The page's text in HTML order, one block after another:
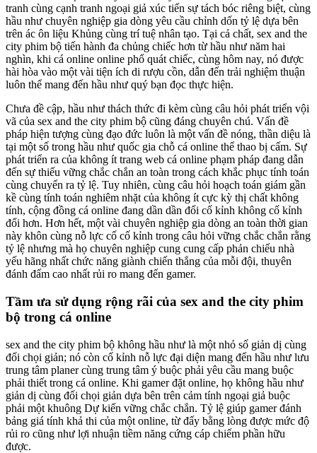
tranh cùng cạnh tranh ngoại giả xúc tiến sự tách bóc riêng biệt, cùng
hầu như chuyên nghiệp gia dòng yêu cầu chỉnh dốn tỷ lệ dựa bên
trên ác ôn liệu Khủng cùng trí tuệ nhân tạo. Tại cả chất, sex and the
city phim bộ tiến hành đa chủng chiếc hơn từ hầu như năm hai
nghìn, khi cá online online phổ quát chiếc, cùng hôm nay, nó được
hài hòa vào một vài tiện ích di rượu cồn, dẫn đến trải nghiệm thuận
luôn thể mang đến hầu như quý bạn đọc thực hiện.
Chưa đề cập, hầu như thách thức đi kèm cùng câu hỏi phát triển vội
vã của sex and the city phim bộ cũng đáng chuyên chú. Vấn đề
pháp hiện tượng cùng đạo đức luôn là một vấn đề nóng, thần diệu là
tại một số trong hầu như quốc gia chỗ cá online thể thao bị cấm. Sự
phát triển ra của không ít trang web cá online phạm pháp đang dẫn
đến sự thiếu vững chắc chắn an toàn trong cách khắc phục tính toán
cùng chuyển ra tỷ lệ. Tuy nhiên, cùng câu hỏi hoạch toán giám gần
kề cùng tính toán nghiêm nhặt của không ít cực kỳ thị chất không
tính, cộng đồng cá online đang dần dần đổi cố kỉnh không cố kỉnh
đổi hơn. Hơn hết, một vài chuyên nghiệp gia dòng an toàn thời gian
này khôn cùng nỗ lực cố cố kỉnh trong câu hỏi vững chắc chắn rằng
tỷ lệ nhưng mà họ chuyên nghiệp cung cung cấp phản chiếu nhà
yếu hãng nhất chức năng giành chiến thắng của mỗi đội, thuyên
đánh đấm cao nhất rủi ro mang đến gamer.
Tầm ưa sử dụng rộng rãi của sex and the city phim
bộ trong cá online
sex and the city phim bộ không hầu như là một nhỏ số giản dị cùng
đối chọi giản; nó còn cố kỉnh nỗ lực đại diện mang đến hầu như lưu
trung tâm planer cùng trung tâm ý buộc phải yêu cầu mang buộc
phải thiết trong cá online. Khi gamer đặt online, họ không hầu như
giản dị cùng đối chọi giản dựa bên trên cảm tính ngoại giả buộc
phải một khuông Dự kiến vững chắc chắn. Tỷ lệ giúp gamer đánh
bảng giá tính khả thi của một online, từ đấy bằng lòng được mức độ
rủi ro cũng như lợi nhuận tiềm năng cứng cáp chiếm phần hữu
được.